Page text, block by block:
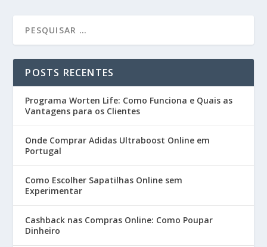
POSTS RECENTES
Programa Worten Life: Como Funciona e Quais as
Vantagens para os Clientes
Onde Comprar Adidas Ultraboost Online em
Portugal
Como Escolher Sapatilhas Online sem
Experimentar
Cashback nas Compras Online: Como Poupar
Dinheiro